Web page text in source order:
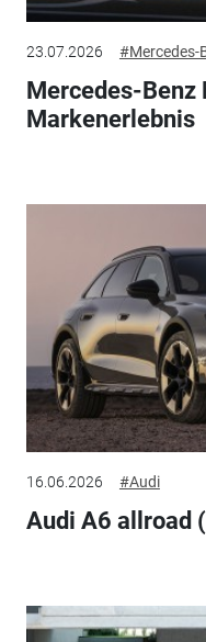
23.07.2026 #Mercedes-
Mercedes-Benz
Markenerlebnis
16.06.2026 #Audi
Audi A6 allroad